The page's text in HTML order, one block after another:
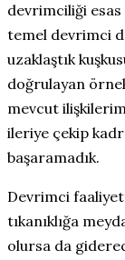
devrimciliği esas
temel devrimci
uzaklaştık
doğrulayan
mevcut
ileriye çekip
başaramadık.
Devrimci
tıkanıklığa
olursa da